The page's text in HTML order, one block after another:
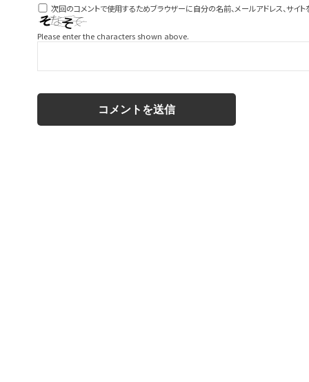
次回のコメントで使用するためブラウザーに自分の名前、メールアドレス、サイト
Please enter the characters shown above.